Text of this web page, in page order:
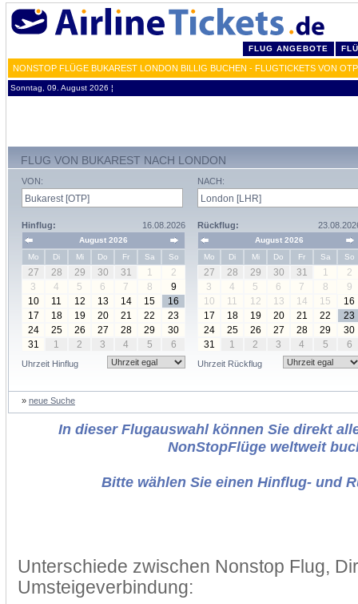
FLUG ANGEBOTE
NONSTOP FLÜGE BUKAREST LONDON BILLIG BUCHEN - FLUGTICKETS VON
Sonntag, 09. August 2026 ¦
FLUG VON BUKAREST NACH LONDON
VON:
Hinflug: 16.08.2026
August 2026
Mo
Di Mi Do Fr Sa So
27 28 29 30 31 1
2
3
4 5 6 7 8
9
10
11 12 13 14 15
16
17
18 19 20 21 22
23
24
25 26 27 28 29
30
31
1 2 3 4 5 6
Uhrzeit Hinflug
NACH:
Rückflug:
August 2026
Mo
Di Mi Do Fr Sa So
27 28 29 30 31 1
2
3
4 5 6 7 8
9
10
11 12 13 14 15
16
17
18 19 20 21 22
23
24
25 26 27 28 29
30
31
1 2 3 4 5 6
Uhrzeit Rückflug
» neue Suche
In dieser Flugauswahl können Sie direkt
NonStopFlüge weltweit
Bitte wählen Sie einen Hinflug- und
Unterschiede zwischen Nonstop Flug,
Umsteigeverbindung: